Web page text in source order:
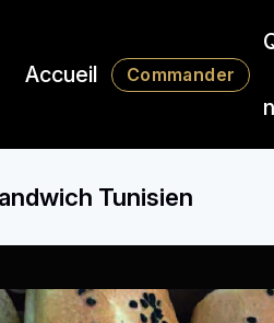
Accueil Commander
Tunisien